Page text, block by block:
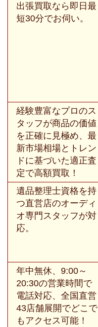
出張買取なら即日最
短30分でお伺い。
経験豊富なプロのス
タッフが商品の価値
を正確に見極め、最
新市場相場とトレン
ドに基づいた適正査
定で高額買取！
遺品整理士資格を持
つ直営店のオーディ
オ専門スタッフが対
応。
年中無休、9:00～
20:30の営業時間で
電話対応、全国直営
43店舗展開でどこで
もアクセス可能！